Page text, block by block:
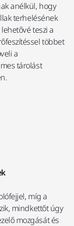
anélkül, hogy
terhelésének
teszi a
többet
a
tárolást
míg a
mindkettőt úgy
mozgását és